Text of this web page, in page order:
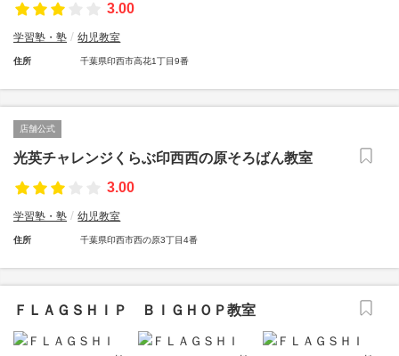
3.00
学習塾・塾 幼児教室
住所 千葉県印西市高花1丁目9番
店舗公式
光英チャレンジくらぶ印西西の原そろばん教室
3.00
学習塾・塾 幼児教室
住所 千葉県印西市西の原3丁目4番
ＦＬＡＧＳＨＩＰ ＢＩＧＨＯＰ教室